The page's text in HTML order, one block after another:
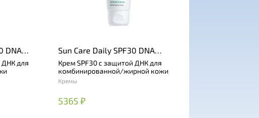
DNA
ДНК для
Sun Care Daily SPF30 DNA
Protector For Oily Skin
Крем SPF30 с защитой ДНК для
комбинированной/жирной кожи
Кремы
5365 ₽